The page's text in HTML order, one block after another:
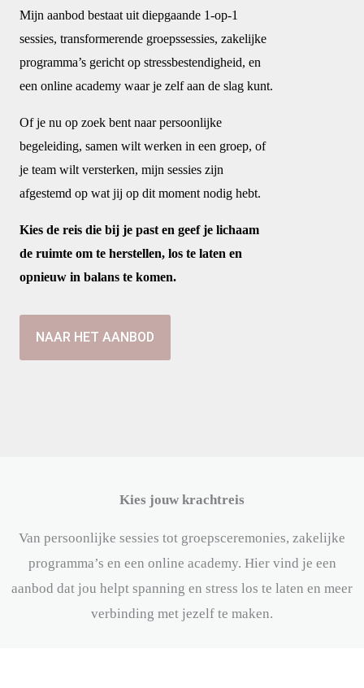
Mijn aanbod bestaat uit diepgaande 1-op-1
sessies, transformerende groepssessies, zakelijke
programma’s gericht op stressbestendigheid, en
een online academy waar je zelf aan de slag kunt.
Of je nu op zoek bent naar persoonlijke
begeleiding, samen wilt werken in een groep, of
je team wilt versterken, mijn sessies zijn
afgestemd op wat jij op dit moment nodig hebt.
Kies de reis die bij je past en geef je lichaam
de ruimte om te herstellen, los te laten en
opnieuw in balans te komen.
NAAR HET AANBOD
Kies jouw krachtreis
Van persoonlijke sessies tot groepsceremonies, zakelijke
programma’s en een online academy. Hier vind je een
aanbod dat jou helpt spanning en stress los te laten en meer
verbinding met jezelf te maken.